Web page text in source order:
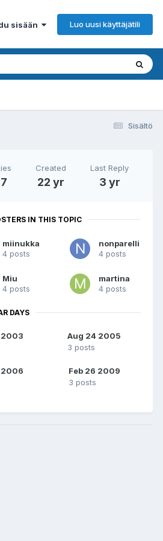
sisään Luo uusi käyttäjätili
Sisältö
Created
22 yr
Last Reply
3 yr
IN THIS TOPIC
miinukka
4 posts
nonparelli
4 posts
Miu
4 posts
martina
4 posts
DAYS
2003
Aug 24 2005
3 posts
2006
Feb 26 2009
3 posts